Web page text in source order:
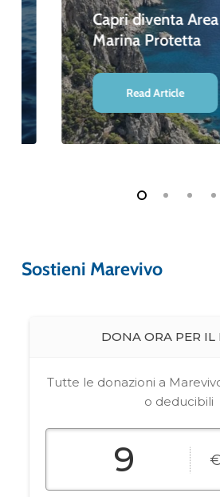
Capri diventa Area
Marina Protetta
Read Article
Sostieni Marevivo